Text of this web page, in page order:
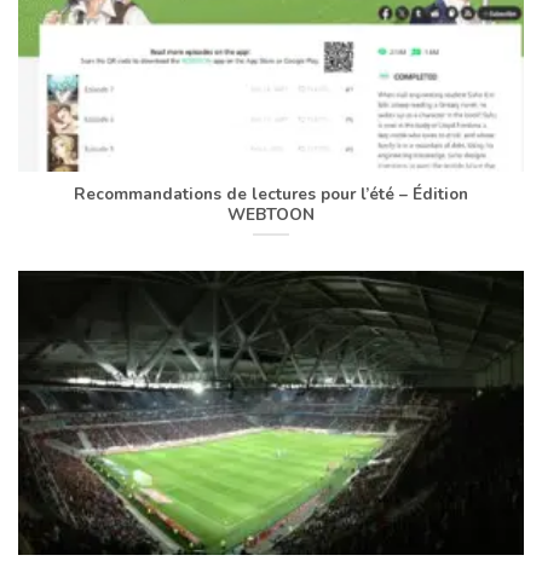
Recommandations de lectures pour l’été – Édition
WEBTOON